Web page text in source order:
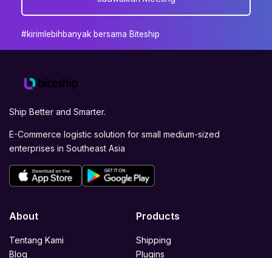
#kirimlebihbanyak bersama Biteship
Ship Better and Smarter.
E-Commerce logistic solution for small medium-sized
enterprises in Southeast Asia
About
Tentang Kami
Blog
Products
Shipping
Plugins